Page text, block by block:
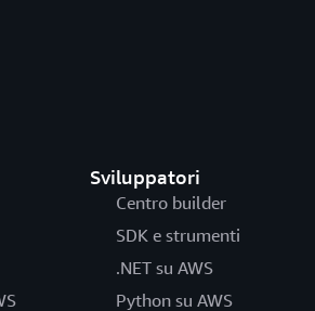
Sviluppatori
Centro builder
SDK e strumenti
.NET su AWS
Python su AWS